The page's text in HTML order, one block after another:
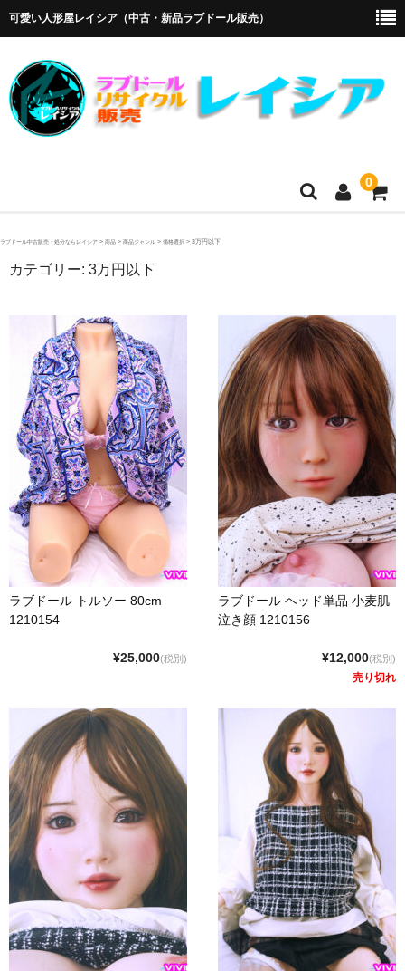
可愛い人形屋レイシア（中古・新品ラブドール販売）
0
ホーム
メーカー・販売代理店
オリエント工業
4Woods
アルテトキオ
フレンド技研（ミクロメイド）
人造人RZR DOLL
Sanhui Doll
Sino DOLL
XYcolo Doll
WM DOLL
DOLLHOUSE168
JY DOLL
PIPER DOLL
eles
DOLL4EVER
アップルトレーディングカンパニー
KUMA STORE
ラブドール中古販売・処分ならレイシア > 商品 > 商品ジャンル > 価格選択 > 3万円以下
カテゴリー: 3万円以下
ラブドール トルソー 80cm
1210154
¥25,000(税別)
ラブドール ヘッド単品 小麦肌
泣き顔 1210156
¥12,000(税別)
売り切れ